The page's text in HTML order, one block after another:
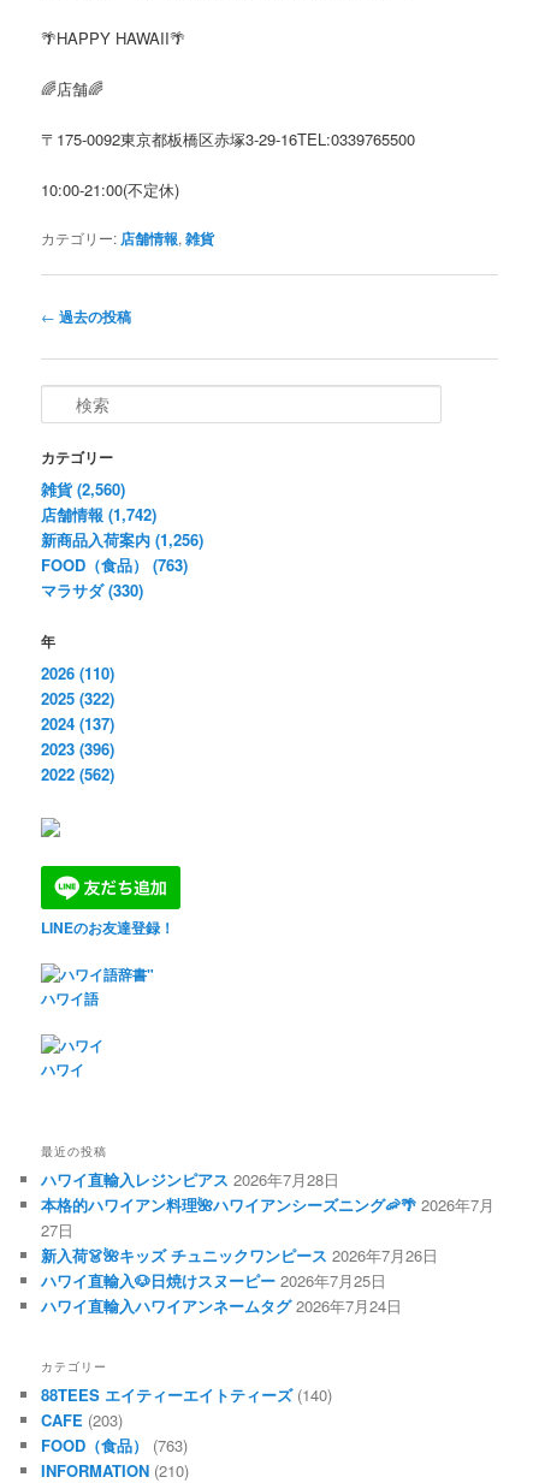
🌴HAPPY HAWAII🌴
🌈店舗🌈
〒175-0092東京都板橋区赤塚3-29-16TEL:0339765500
10:00-21:00(不定休)
カテゴリー: 店舗情報,雑貨
投
ナ
ビ
シ
ョ
ン
← 過去の投稿
索
カテゴリー
雑貨 (2,560)
店舗情報 (1,742)
新商品入荷案内 (1,256)
FOOD（食品） (763)
マラサダ (330)
年
2026 (110)
2025 (322)
2024 (137)
2023 (396)
2022 (562)
LINEのお友達登録！
ハワイ語
ハワイ
最近の投稿
ハワイ直輸入レジンピアス 2026年7月28日
本格的ハワイアン料理🌺ハワイアンシーズニング🦐🌴 2026年7月
27日
新入荷👗🌺キッズ チュニックワンピース 2026年7月26日
ハワイ直輸入🐶日焼けスヌーピー 2026年7月25日
ハワイ直輸入ハワイアンネームタグ 2026年7月24日
カテゴリー
88TEES エイティーエイトティーズ(140)
CAFE (203)
FOOD（食品）
(763)
INFORMATION (210)